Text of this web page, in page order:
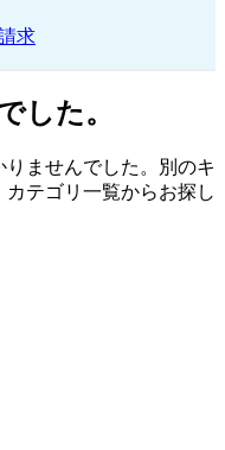
求
した。
ませんでした。別のキ
テゴリ一覧からお探し